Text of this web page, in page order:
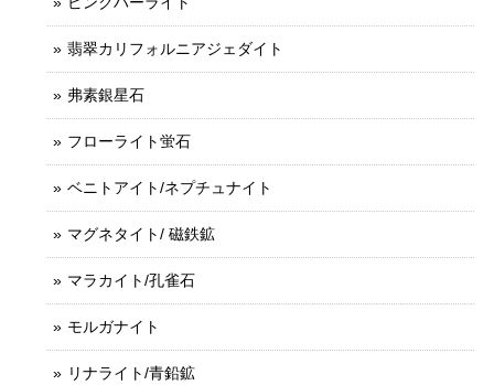
翡翠カリフォルニアジェダイト
弗素銀星石
フローライト蛍石
ベニトアイト/ネプチュナイト
マグネタイト/ 磁鉄鉱
マラカイト/孔雀石
モルガナイト
リナライト/青鉛鉱